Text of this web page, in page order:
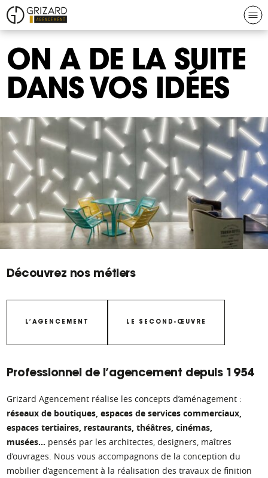
Aller au contenu
Grizard
agencement
ON A DE LA SUITE
DANS VOS IDÉES
Grizard
Découvrez nos métiers
L’AGENCEMENT LE SECOND-ŒUVRE
Professionnel de l’agencement depuis 1954
Grizard Agencement réalise les concepts d’aménagement :
réseaux de boutiques, espaces de services commerciaux,
espaces tertiaires, restaurants, théâtres, cinémas,
musées… pensés par les architectes, designers, maîtres
d’ouvrages. Nous vous accompagnons de la conception du
mobilier d’agencement à la réalisation des travaux de finition